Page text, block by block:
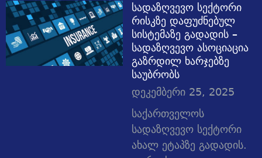
სადაზღვევო სექტორი
რისკზე დაფუძნებულ
სისტემაზე გადადის –
სადაზღვევო ასოციაცია
გაზრდილ ხარჯებზე
საუბრობს
დეკემბერი 25, 2025
საქართველოს
სადაზღვევო სექტორი
ახალ ეტაპზე გადადის.